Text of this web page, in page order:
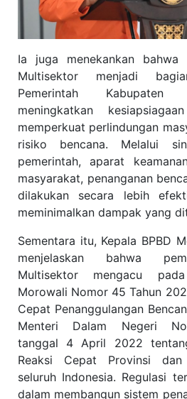
Ia juga menekankan bahwa
Multisektor menjadi
Pemerintah
meningkatkan
memperkuat perlindungan
risiko bencana. Melalui
pemerintah, aparat
masyarakat, penanganan
dilakukan secara lebih
meminimalkan dampak yang
Sementara itu, Kepala BPBD
menjelaskan bahwa
Multisektor mengacu
Morowali Nomor 45 Tahun
Cepat Penanggulangan
Menteri Dalam Negeri
tanggal 4 April 2022
Reaksi Cepat Provinsi
seluruh Indonesia. Regulasi
dalam membangun sistem